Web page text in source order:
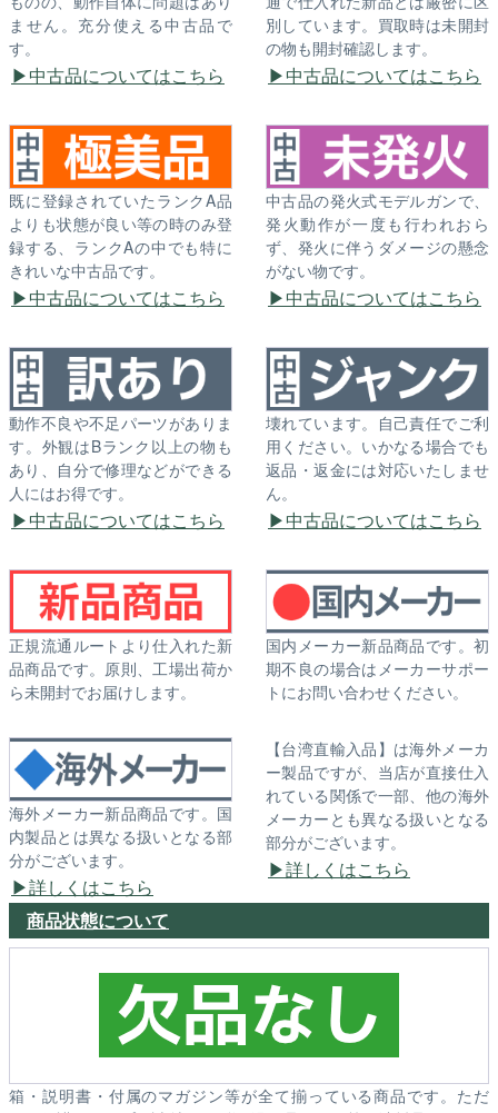
ません。充分使える中古品で
す。
中古品についてはこちら
別しています。買取時は未開封
の物も開封確認します。
中古品についてはこちら
既に登録されていたランクA品
よりも状態が良い等の時のみ登
録する、ランクAの中でも特に
きれいな中古品です。
中古品についてはこちら
中古品の発火式モデルガンで、
発火動作が一度も行われおら
ず、発火に伴うダメージの懸念
がない物です。
中古品についてはこちら
動作不良や不足パーツがありま
す。外観はBランク以上の物も
あり、自分で修理などができる
人にはお得です。
中古品についてはこちら
壊れています。自己責任でご利
用ください。いかなる場合でも
返品・返金には対応いたしませ
ん。
中古品についてはこちら
正規流通ルートより仕入れた新
品商品です。原則、工場出荷か
ら未開封でお届けします。
国内メーカー新品商品です。初
期不良の場合はメーカーサポー
トにお問い合わせください。
海外メーカー新品商品です。国
内製品とは異なる扱いとなる部
分がございます。
詳しくはこちら
【台湾直輸入品】は海外メーカ
ー製品ですが、当店が直接仕入
れている関係で一部、他の海外
メーカーとも異なる扱いとなる
部分がございます。
詳しくはこちら
商品状態について
箱・説明書・付属のマガジン等が全て揃っている商品です。ただ